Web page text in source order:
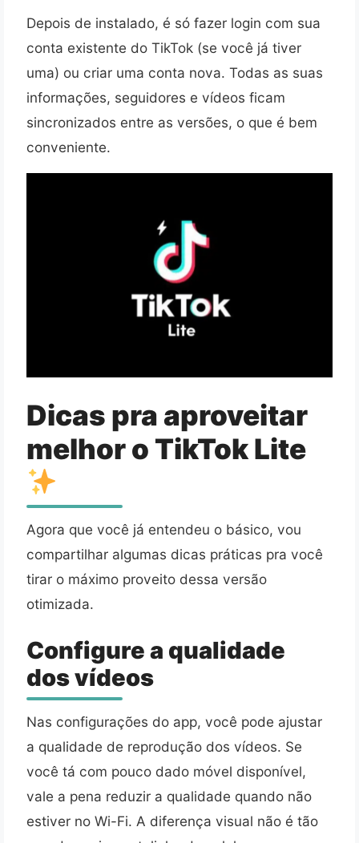
Depois de instalado, é só fazer login com sua
conta existente do TikTok (se você já tiver
uma) ou criar uma conta nova. Todas as suas
informações, seguidores e vídeos ficam
sincronizados entre as versões, o que é bem
conveniente.
Dicas pra aproveitar
melhor o TikTok Lite
Agora que você já entendeu o básico, vou
compartilhar algumas dicas práticas pra você
tirar o máximo proveito dessa versão
otimizada.
Configure a qualidade
dos vídeos
Nas configurações do app, você pode ajustar
a qualidade de reprodução dos vídeos. Se
você tá com pouco dado móvel disponível,
vale a pena reduzir a qualidade quando não
estiver no Wi-Fi. A diferença visual não é tão